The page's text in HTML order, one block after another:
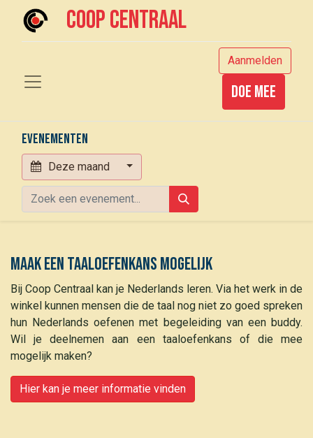
Coop centraal
Aanmelden
Doe mee
Evenementen
Deze maand
Maak een Taaloefenkans mogelijk
Bij Coop Centraal kan je Nederlands leren. Via het werk in de
winkel kunnen mensen die de taal nog niet zo goed spreken
hun Nederlands oefenen met begeleiding van een buddy.
Wil je deelnemen aan een taaloefenkans of die mee
mogelijk maken?
Hier kan je meer informatie vinden